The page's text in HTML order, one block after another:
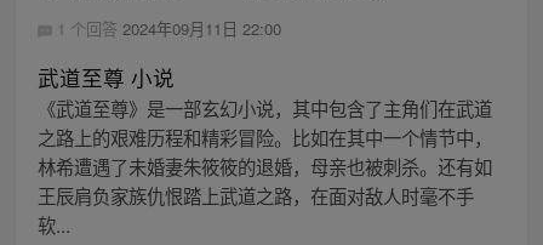
1 个回答 2024年09月11日 22:00
武道至尊 小说
《武道至尊》是一部玄幻小说，其中包含了主角们在武道
之路上的艰难历程和精彩冒险。比如在其中一个情节中，
林希遭遇了未婚妻朱筱筱的退婚，母亲也被刺杀。还有如
王辰肩负家族仇恨踏上武道之路，在面对敌人时毫不手
软...